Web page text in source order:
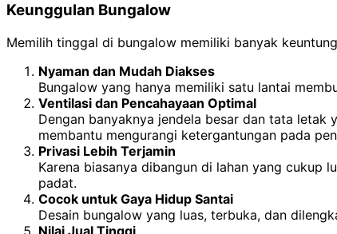
Keunggulan Bungalow
Memilih tinggal di bungalow memiliki banyak
Nyaman dan Mudah Diakses
Bungalow yang hanya memiliki satu lantai
Ventilasi dan Pencahayaan Optimal
Dengan banyaknya jendela besar dan tata letak
membantu mengurangi ketergantungan pada
Privasi Lebih Terjamin
Karena biasanya dibangun di lahan yang cukup
padat.
Cocok untuk Gaya Hidup Santai
Desain bungalow yang luas, terbuka, dan
Nilai Jual Tinggi